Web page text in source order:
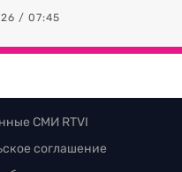
/ 07:45
СМИ RTVI
соглашение